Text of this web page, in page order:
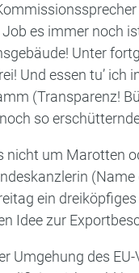
es immer noch
Unter
Und essen tu’ ich
(Transparenz!
so
nicht um Marotten
ein
Idee zur
Umgehung des